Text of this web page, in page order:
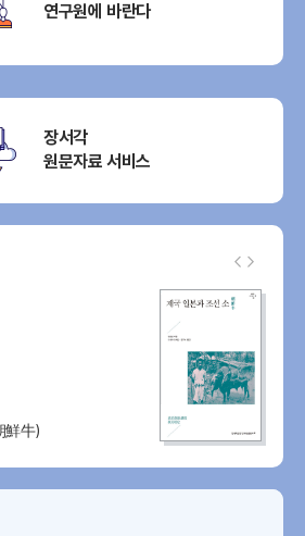
연구원에 바란다
장서각
원문자료 서비스
鮮牛)